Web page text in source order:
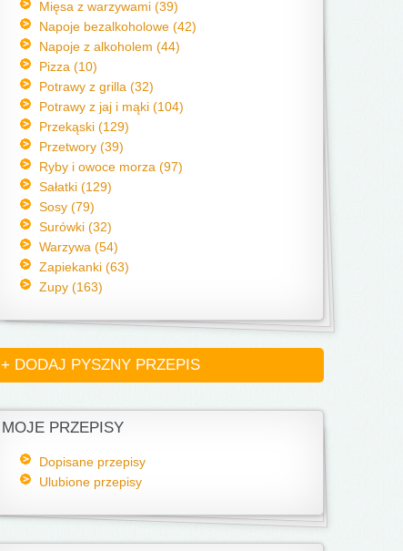
Mięsa z warzywami (39)
Napoje bezalkoholowe (42)
Napoje z alkoholem (44)
Pizza (10)
Potrawy z grilla (32)
Potrawy z jaj i mąki (104)
Przekąski (129)
Przetwory (39)
Ryby i owoce morza (97)
Sałatki (129)
Sosy (79)
Surówki (32)
Warzywa (54)
Zapiekanki (63)
Zupy (163)
+ DODAJ PYSZNY PRZEPIS
MOJE PRZEPISY
Dopisane przepisy
Ulubione przepisy